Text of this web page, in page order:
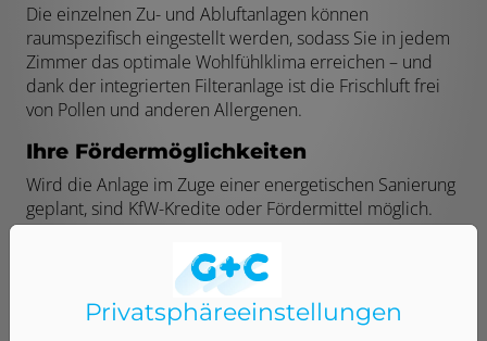
Die einzelnen Zu- und Abluftanlagen können
raumspezifisch eingestellt werden, sodass Sie in jedem
Zimmer das optimale Wohlfühlklima erreichen – und
dank der integrierten Filteranlage ist die Frischluft frei
von Pollen und anderen Allergenen.
Ihre Fördermöglichkeiten
Wird die Anlage im Zuge einer energetischen Sanierung
geplant, sind KfW-Kredite oder Fördermittel möglich.
Gemeinsam planen wir Ihre Anlage und erstellen ein
Lüftungskonzept gemäß DIN 1946-6, sodass einer
möglichen Förderung nichts mehr im Weg steht. Gerne
beraten wir Sie ausführlicher zu den Möglichkeiten
einer Förderung!
Privatsphäre­einstellungen